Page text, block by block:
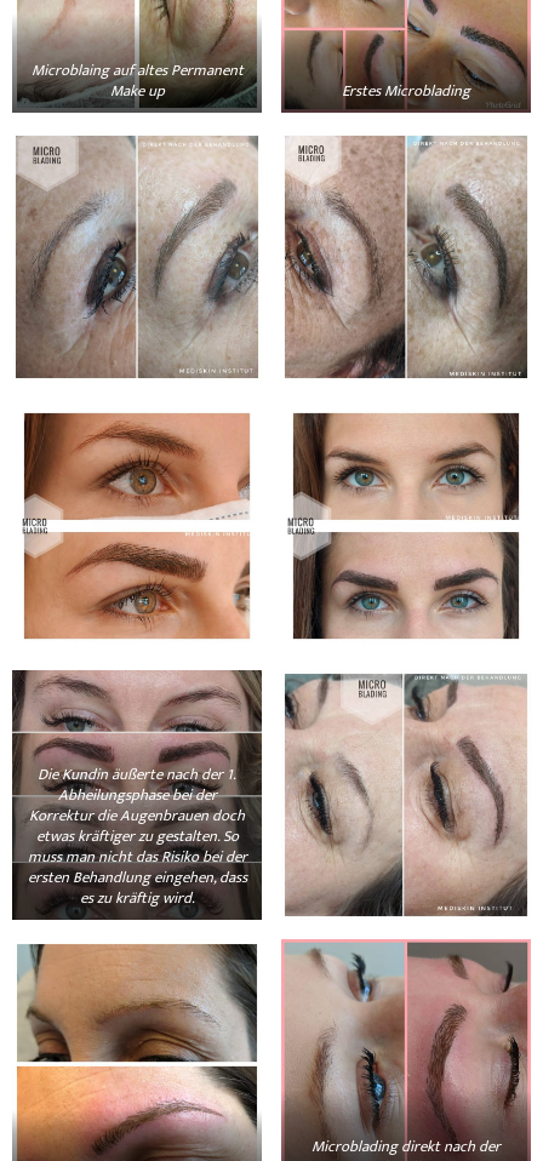
Microblaing auf altes Permanent
Make up
Erstes Microblading
Die Kundin äußerte nach der 1.
Abheilungsphase bei der
Korrektur die Augenbrauen doch
etwas kräftiger zu gestalten. So
muss man nicht das Risiko bei der
ersten Behandlung eingehen, dass
es zu kräftig wird.
Microblading direkt nach der